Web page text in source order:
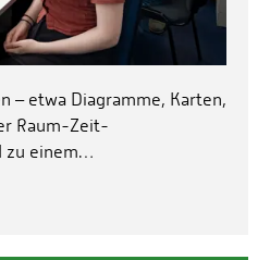
– etwa Diagramme, Karten,
Raum-Zeit-
zu einem…